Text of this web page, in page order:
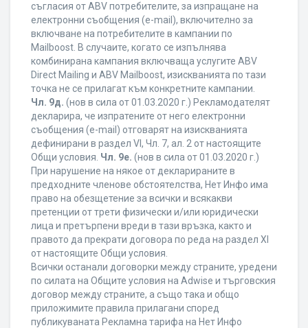
съгласия от ABV потребителите, за изпращане на
електронни съобщения (e-mail), включително за
включване на потребителите в кампании по
Mailboost. В случаите, когато се изпълнява
комбинирана кампания включваща услугите ABV
Direct Mailing и ABV Mailboost, изискванията по тази
точка не се прилагат към конкретните кампании.
Чл. 9д. (нов в сила от 01.03.2020 г.) Рекламодателят
декларира, че изпратените от него електронни
съобщения (e-mail) отговарят на изискванията
дефинирани в раздел VI, Чл. 7, ал. 2 от настоящите
Общи условия. Чл. 9е. (нов в сила от 01.03.2020 г.)
При нарушение на някое от декларираните в
предходните членове обстоятелства, Нет Инфо има
право на обезщетение за всички и всякакви
претенции от трети физически и/или юридически
лица и претърпени вреди в тази връзка, както и
правото да прекрати договора по реда на раздел XI
от настоящите Общи условия.
Всички останали договорки между страните, уредени
по силата на Общите условия на Adwise и търговския
договор между страните, а също така и общо
приложимите правила прилагани според
публикуваната Рекламна тарифа на Нет Инфо